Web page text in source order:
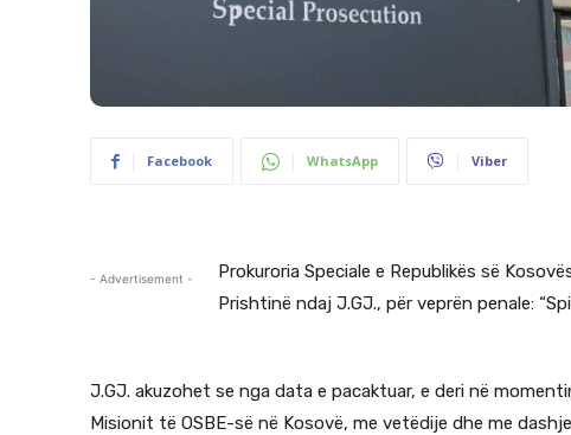
Facebook WhatsApp Viber
- Advertisement -
Prokuroria Speciale e Republikës së
Prishtinë ndaj J.GJ., për veprën penale:
J.GJ. akuzohet se nga data e pacaktuar, e deri në
Misionit të OSBE-së në Kosovë, me vetëdije dhe me